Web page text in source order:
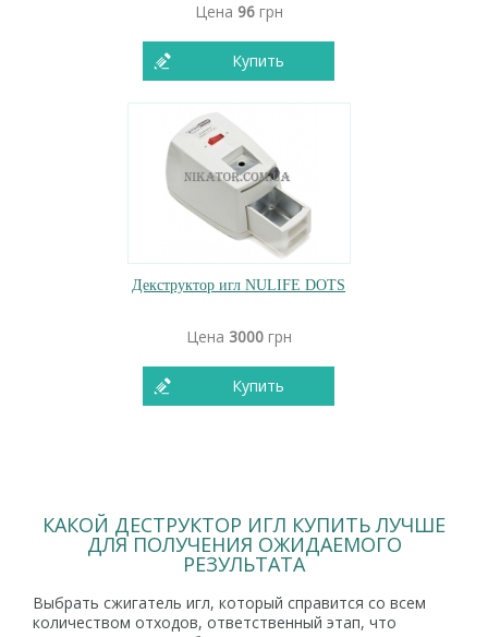
Цена 96грн
Купить
Декструктор игл NULIFE DOTS
Цена 3000грн
Купить
КАКОЙ ДЕСТРУКТОР ИГЛ КУПИТЬ ЛУЧШЕ
ДЛЯ ПОЛУЧЕНИЯ ОЖИДАЕМОГО
РЕЗУЛЬТАТА
Выбрать сжигатель игл, который справится со всем
количеством отходов, ответственный этап, что